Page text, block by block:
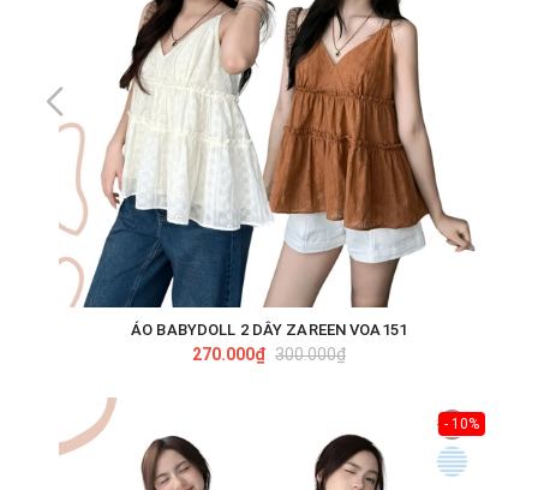
ÁO BABYDOLL 2 DÂY ZAREEN VOA151
270.000₫ 300.000₫
- 10%